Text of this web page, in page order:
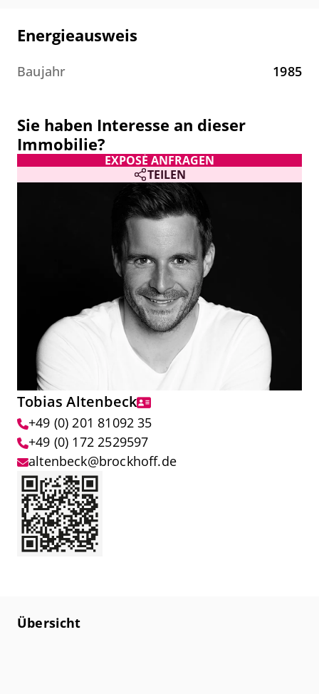
Büro-/Sozialfläche:
- Einbauschränke
- CAT-5-Verkabelung
- Spiegelrasterleuchten
Energieausweis
Baujahr 1985
Sie haben Interesse an dieser
Immobilie?
EXPOSÉ ANFRAGEN
TEILEN
Tobias Altenbeck
+49 (0) 201 81092 35
+49 (0) 172 2529597
altenbeck@brockhoff.de
Übersicht